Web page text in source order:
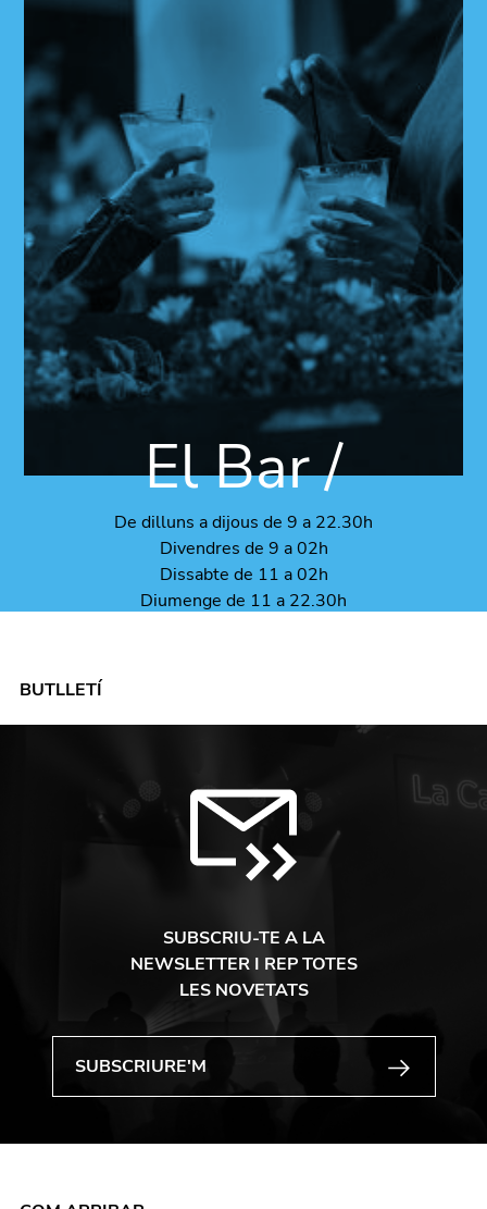
El Bar /
De dilluns a dijous de 9 a 22.30h
Divendres de 9 a 02h
Dissabte de 11 a 02h
Diumenge de 11 a 22.30h
BUTLLETÍ
SUBSCRIU-TE A LA
NEWSLETTER I REP TOTES
LES NOVETATS